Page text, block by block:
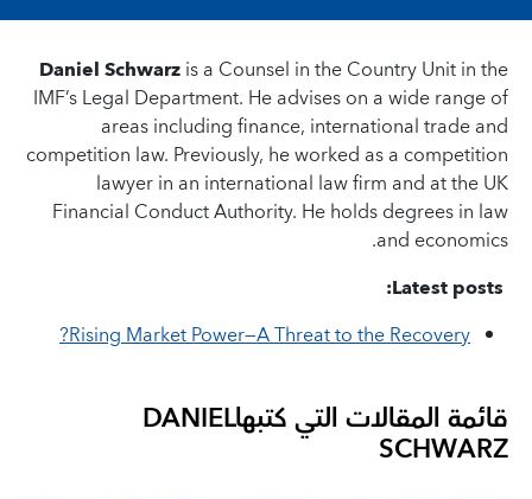
Daniel Schwarzis a Counsel in the Country Unit in the
IMF’s Legal Department. He advises on a wide range of
areas including finance, international trade and
competition law. Previously, he worked as a competition
lawyer in an international law firm and at the UK
Financial Conduct Authority. He holds degrees in law
and economics.
Rising Market Power—A Threat to the Recovery?
قائمة المقالات التي كتبهاDANIEL
SCHWARZ